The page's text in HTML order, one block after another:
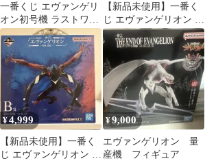
一番くじ エヴァンゲリ
オン初号機 ラストワン
賞 フィギュア
【新品未使用】一番く
じ エヴァンゲリオン B
賞 フィギュア
¥4,999
【新品未使用】一番く
じ エヴァンゲリオン 第
¥9,000
エヴァンゲリオン 量
産機 フィギュア